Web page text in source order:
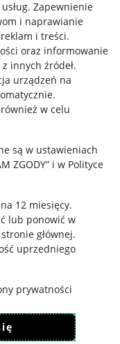
. Zapewnienie
i naprawianie
i treści.
oraz informowanie
innych źródeł.
urządzeń na
.
w celu
są w ustawieniach
ZGODY” i w Polityce
12 miesięcy.
lub ponowić w
głównej.
uprzedniego
prywatności